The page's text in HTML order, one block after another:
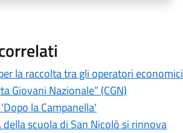
la raccolta tra gli operatori
Giovani Nazionale” (CGN)
'Dopo la Campanella'
della scuola di San Nicolò si rinnova